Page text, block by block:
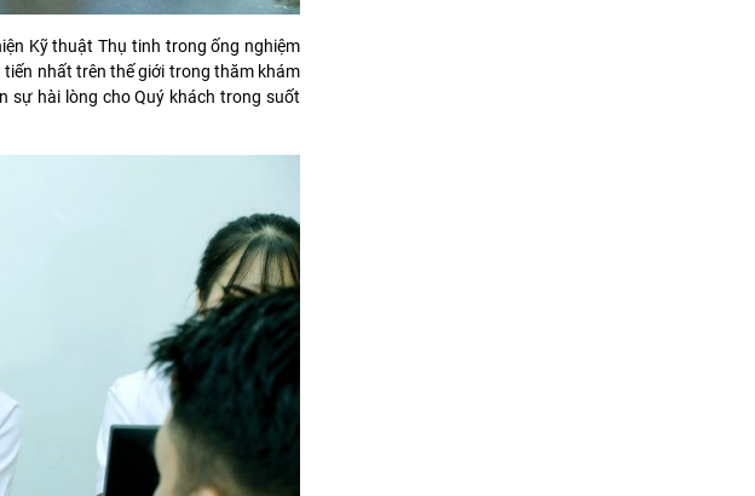
Kỹ thuật Thụ tinh trong ống nghiệm
tiến nhất trên thế giới trong thăm khám
sự hài lòng cho Quý khách trong suốt